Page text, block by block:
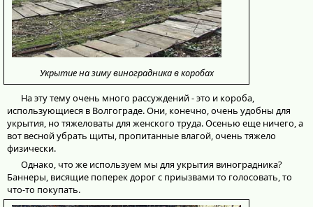
Укрытие на зиму виноградника в коробах
На эту тему очень много рассуждений - это и короба,
использующиеся в Волгограде. Они, конечно, очень удобны для
укрытия, но тяжеловаты для женского труда. Осенью еще ничего, а
вот весной убрать щиты, пропитанные влагой, очень тяжело
физически.
Однако, что же используем мы для укрытия виноградника?
Баннеры, висящие поперек дорог с приызвами то голосовать, то
что-то покупать.